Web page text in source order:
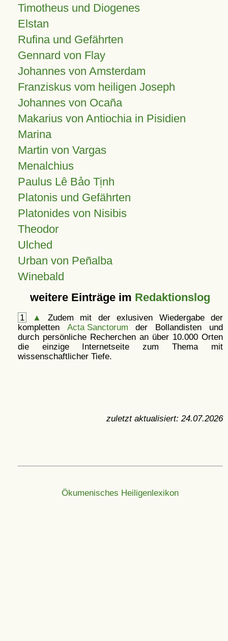
Timotheus und Diogenes
Elstan
Rufina und Gefährten
Gennard von Flay
Johannes von Amsterdam
Franziskus vom heiligen Joseph
Johannes von Ocaña
Makarius von Antiochia in Pisidien
Marina
Martin von Vargas
Menalchius
Paulus Lê Bảo Tịnh
Platonis und Gefährten
Platonides von Nisibis
Theodor
Ulched
Urban von Peñalba
Winebald
weitere Einträge im Redaktionslog
1 ▲
Zudem mit der exlusiven Wiedergabe der
kompletten Acta Sanctorum der Bollandisten und
durch persönliche Recherchen an über 10.000 Orten
die einzige Internetseite zum Thema mit
wissenschaftlicher Tiefe.
zuletzt aktualisiert: 24.07.2026
Ökumenisches Heiligenlexikon